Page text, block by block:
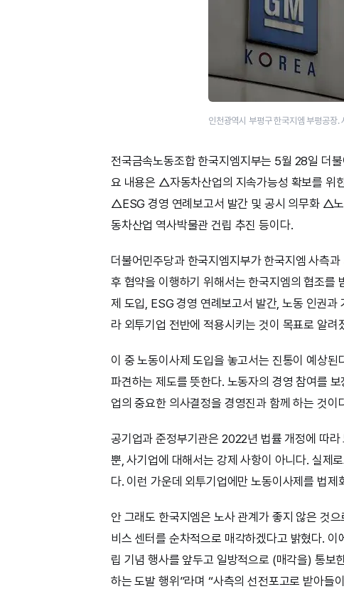
인천광역시 부평구 한국지엠 부평공장.
전국금속노동조합 한국지엠지부는 5월 28일 더
요 내용은 △자동차산업의 지속가능성 확보를
△ESG 경영 연례보고서 발간 및 공시 의무화 △
동차산업 역사박물관 건립 추진 등이다.
더불어민주당과 한국지엠지부가 한국지엠 사측
후 협약을 이행하기 위해서는 한국지엠의 협조를
제 도입, ESG 경영 연례보고서 발간, 노동 인권
라 외투기업 전반에 적용시키는 것이 목표로 알려
이 중 노동이사제 도입을 놓고서는 진통이 예상
파견하는 제도를 뜻한다. 노동자의 경영 참여를
업의 중요한 의사결정을 경영진과 함께 하는 것이
공기업과 준정부기관은 2022년 법률 개정에 따
뿐, 사기업에 대해서는 강제 사항이 아니다. 실제
다. 이런 가운데 외투기업에만 노동이사제를 법제
안 그래도 한국지엠은 노사 관계가 좋지 않은 것
비스 센터를 순차적으로 매각하겠다고 밝혔다.
립 기념 행사를 앞두고 일방적으로 (매각을) 통
하는 도발 행위”라며 “사측의 선전포고로 받아들